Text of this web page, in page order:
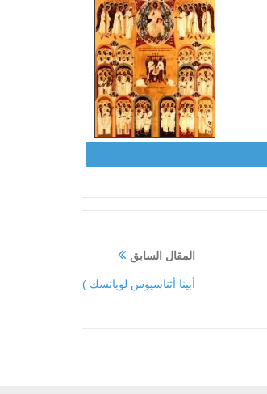
المقال السابق
أبينا أثناسيوس لوبانسك )